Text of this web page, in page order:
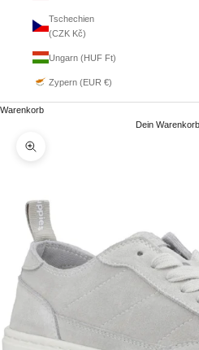
Tschechien
(CZK Kč)
Ungarn (HUF Ft)
Zypern (EUR €)
Warenkorb
Dein
Bild vergrößern